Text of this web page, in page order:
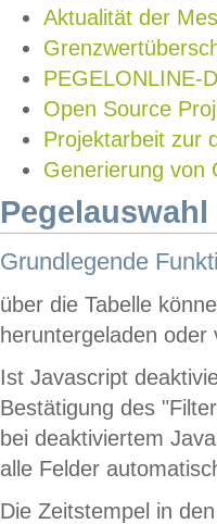
Aktualität der
PEGELONLINE-
Open Source
Projektarbeit zur
Generierung von
Grundlegende
über die Tabelle
heruntergeladen oder
Ist Javascript
Bestätigung des
bei deaktiviertem
alle Felder
Die Zeitstempel in